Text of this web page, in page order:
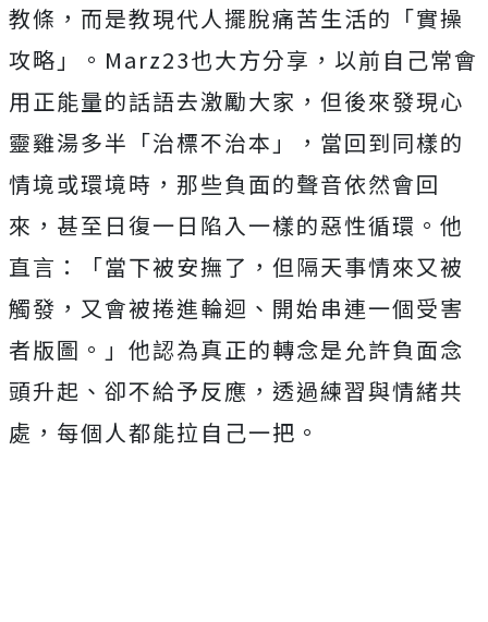
教條， 而是教現代人擺脫痛苦生活的「實操
攻略」。 Marz23也大方分享， 以前自己常會
用正能量的話語去激勵大家， 但後來發現心
靈雞湯多半「治標不治本」， 當回到同樣的
情境或環境時，那些負面的聲音依然會回
來， 甚至日復一日陷入一樣的惡性循環。他
直言：「當下被安撫了， 但隔天事情來又被
觸發，又會被捲進輪迴、 開始串連一個受害
者版圖。」 他認為真正的轉念是允許負面念
頭升起、卻不給予反應， 透過練習與情緒共
處，每個人都能拉自己一把。